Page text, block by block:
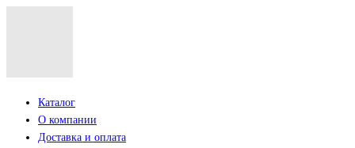
Каталог
О компании
Доставка и оплата